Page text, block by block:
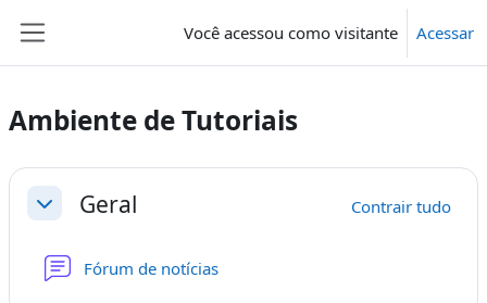
Você acessou como visitante Acessar
Ambiente de Tutoriais
Contorno da seção
ContrairGeral Contrair tudo
Fórum de notícias